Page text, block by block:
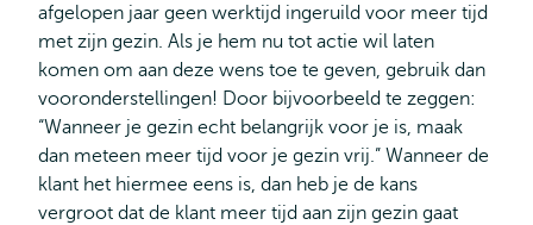
afgelopen jaar geen werktijd ingeruild voor meer tijd
met zijn gezin. Als je hem nu tot actie wil laten
komen om aan deze wens toe te geven, gebruik dan
vooronderstellingen! Door bijvoorbeeld te zeggen:
“Wanneer je gezin echt belangrijk voor je is, maak
dan meteen meer tijd voor je gezin vrij.” Wanneer de
klant het hiermee eens is, dan heb je de kans
vergroot dat de klant meer tijd aan zijn gezin gaat